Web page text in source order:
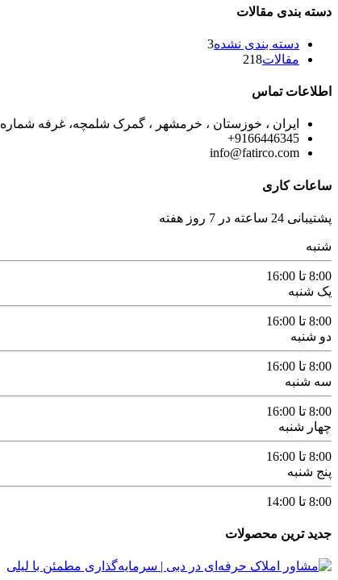
دسته بندی مقالات
دسته بندی نشده3
مقالات218
اطلاعات تماس
ایران ، خوزستان ، خرمشهر ، گمرک شلمچه، غرفه شماره 31
9166446345+
info@fatirco.com
ساعات کاری
پشتیبانی 24 ساعته در 7 روز هفته
شنبه
8:00 تا 16:00
یک شنبه
8:00 تا 16:00
دو شنبه
8:00 تا 16:00
سه شنبه
8:00 تا 16:00
چهار شنبه
8:00 تا 16:00
پنج شنبه
8:00 تا 14:00
جدید ترین محصولات